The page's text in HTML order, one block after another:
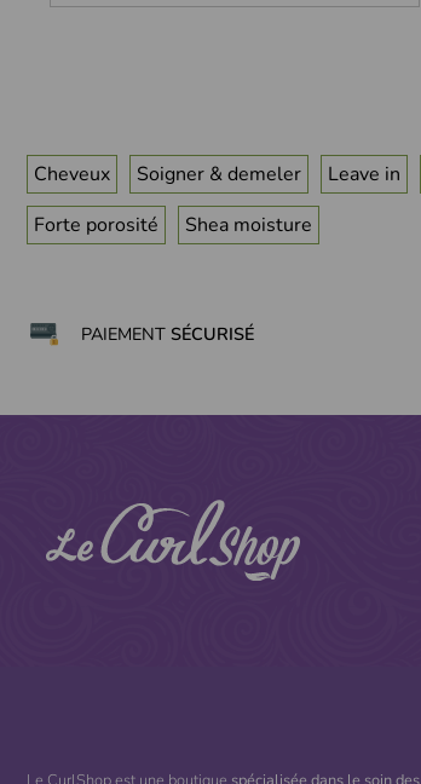
Cheveux Soigner & demeler Leave in
Forte porosité
Shea moisture
PAIEMENT SÉCURISÉ